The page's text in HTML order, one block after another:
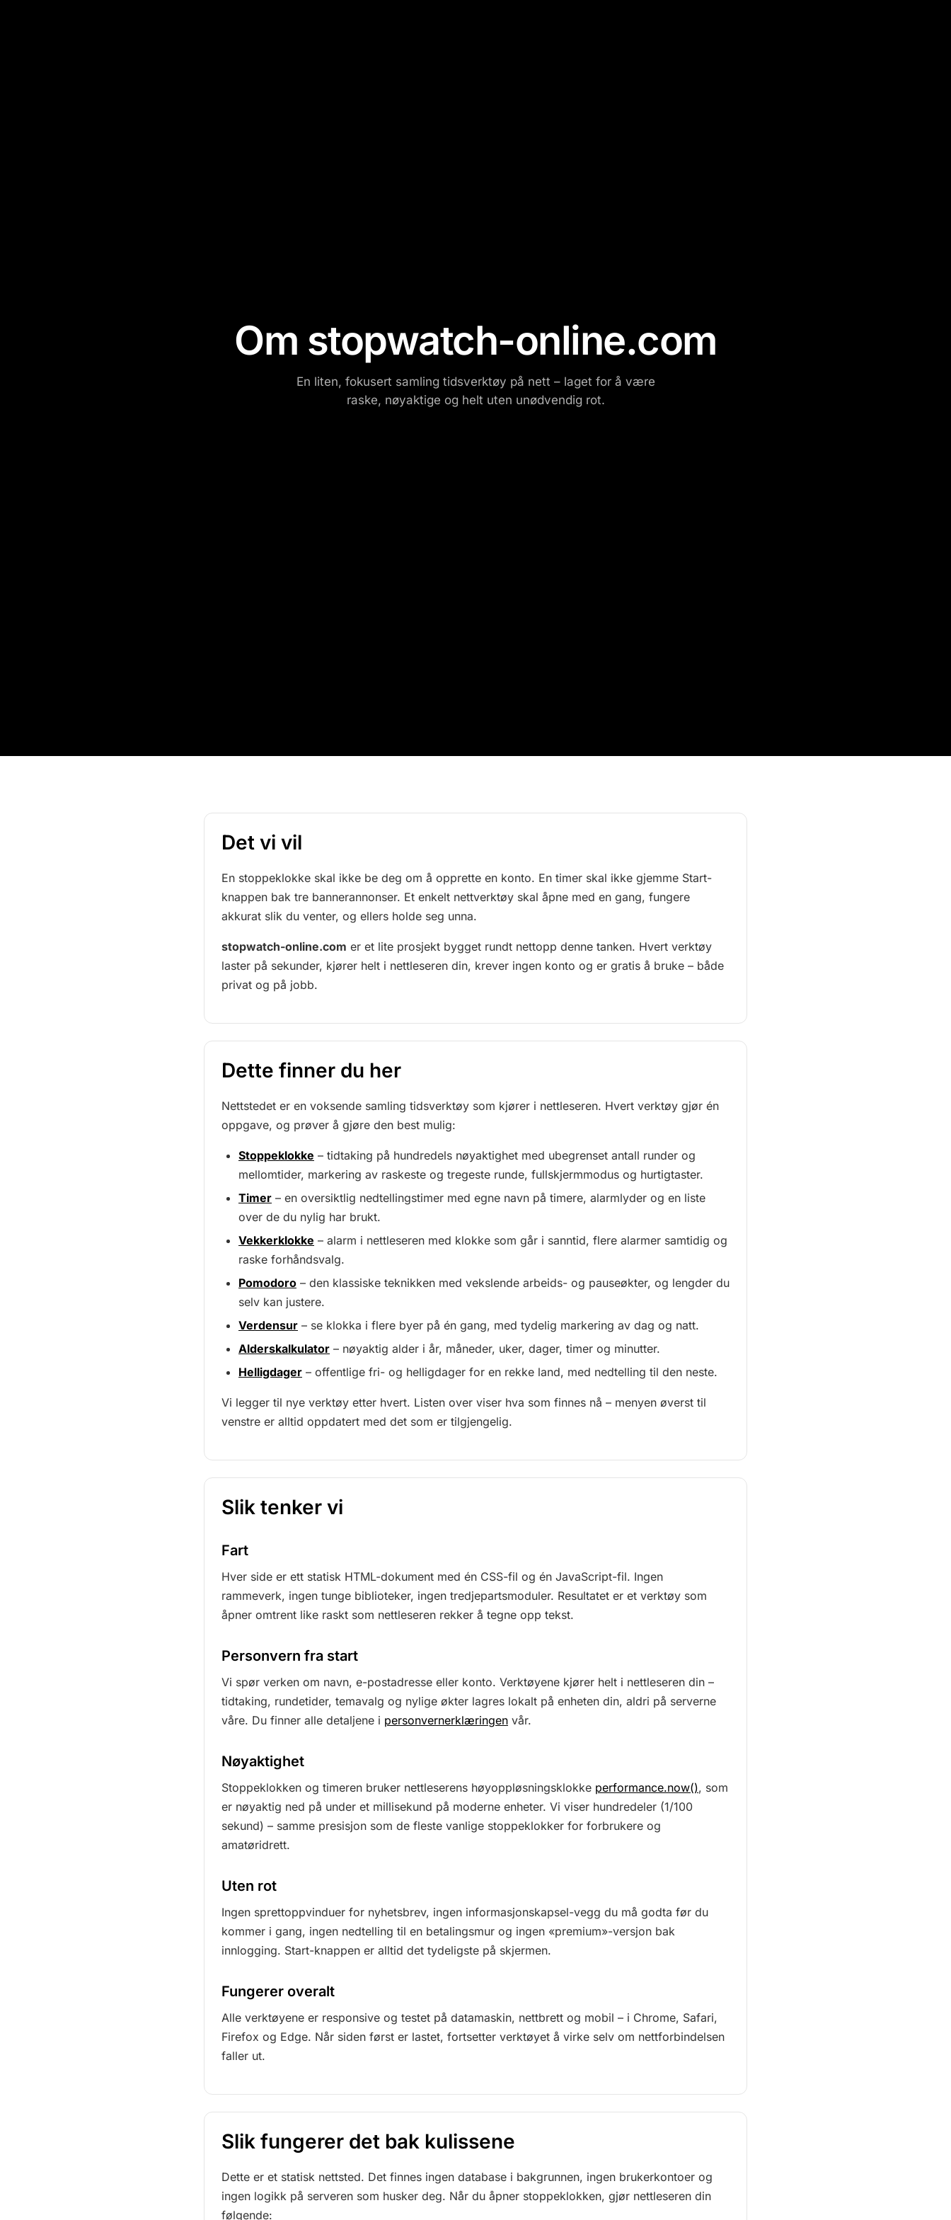
Om stopwatch-online.com
En liten, fokusert samling tidsverktøy på nett – laget for å være
raske, nøyaktige og helt uten unødvendig rot.
Det vi vil
En stoppeklokke skal ikke be deg om å opprette en konto. En timer skal ikke gjemme Start-
knappen bak tre bannerannonser. Et enkelt nettverktøy skal åpne med en gang, fungere
akkurat slik du venter, og ellers holde seg unna.
stopwatch-online.com er et lite prosjekt bygget rundt nettopp denne tanken. Hvert verktøy
laster på sekunder, kjører helt i nettleseren din, krever ingen konto og er gratis å bruke – både
privat og på jobb.
Dette finner du her
Nettstedet er en voksende samling tidsverktøy som kjører i nettleseren. Hvert verktøy gjør én
oppgave, og prøver å gjøre den best mulig:
Stoppeklokke – tidtaking på hundredels nøyaktighet med ubegrenset antall runder og
mellomtider, markering av raskeste og tregeste runde, fullskjermmodus og hurtigtaster.
Timer – en oversiktlig nedtellingstimer med egne navn på timere, alarmlyder og en liste
over de du nylig har brukt.
Vekkerklokke – alarm i nettleseren med klokke som går i sanntid, flere alarmer samtidig og
raske forhåndsvalg.
Pomodoro – den klassiske teknikken med vekslende arbeids- og pauseøkter, og lengder du
selv kan justere.
Verdensur – se klokka i flere byer på én gang, med tydelig markering av dag og natt.
Alderskalkulator – nøyaktig alder i år, måneder, uker, dager, timer og minutter.
Helligdager – offentlige fri- og helligdager for en rekke land, med nedtelling til den neste.
Vi legger til nye verktøy etter hvert. Listen over viser hva som finnes nå – menyen øverst til
venstre er alltid oppdatert med det som er tilgjengelig.
Slik tenker vi
Fart
Hver side er ett statisk HTML-dokument med én CSS-fil og én JavaScript-fil. Ingen
rammeverk, ingen tunge biblioteker, ingen tredjepartsmoduler. Resultatet er et verktøy som
åpner omtrent like raskt som nettleseren rekker å tegne opp tekst.
Personvern fra start
Vi spør verken om navn, e-postadresse eller konto. Verktøyene kjører helt i nettleseren din –
tidtaking, rundetider, temavalg og nylige økter lagres lokalt på enheten din, aldri på serverne
våre. Du finner alle detaljene i personvernerklæringen vår.
Nøyaktighet
Stoppeklokken og timeren bruker nettleserens høyoppløsningsklokke performance.now(), som
er nøyaktig ned på under et millisekund på moderne enheter. Vi viser hundredeler (1/100
sekund) – samme presisjon som de fleste vanlige stoppeklokker for forbrukere og
amatøridrett.
Uten rot
Ingen sprettoppvinduer for nyhetsbrev, ingen informasjonskapsel-vegg du må godta før du
kommer i gang, ingen nedtelling til en betalingsmur og ingen «premium»-versjon bak
innlogging. Start-knappen er alltid det tydeligste på skjermen.
Fungerer overalt
Alle verktøyene er responsive og testet på datamaskin, nettbrett og mobil – i Chrome, Safari,
Firefox og Edge. Når siden først er lastet, fortsetter verktøyet å virke selv om nettforbindelsen
faller ut.
Slik fungerer det bak kulissene
Dette er et statisk nettsted. Det finnes ingen database i bakgrunnen, ingen brukerkontoer og
ingen logikk på serveren som husker deg. Når du åpner stoppeklokken, gjør nettleseren din
følgende: